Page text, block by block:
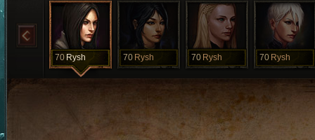
70 Rysh 70 Rysh 70 Rysh 70 Rysh